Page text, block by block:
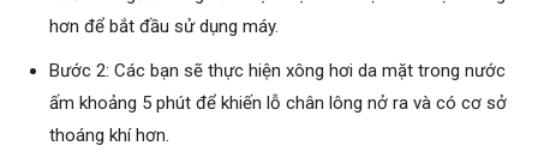
hơn để bắt đầu sử dụng máy.
Bước 2: Các bạn sẽ thực hiện xông hơi da mặt trong nước
ấm khoảng 5 phút để khiến lỗ chân lông nở ra và có cơ sở
thoáng khí hơn.